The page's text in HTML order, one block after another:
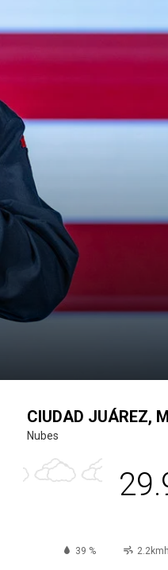
CIUDAD JUÁREZ,
Nubes
39 % 2.2kmh